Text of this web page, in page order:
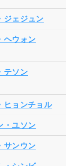
ジェジュン
ヘウォン
テソン
ヒョンチョル
・ユソン
サンウン